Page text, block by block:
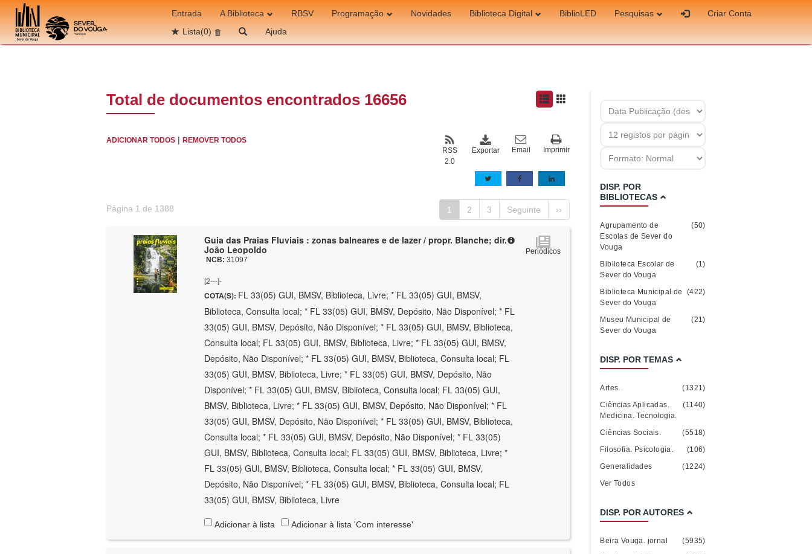
Ir para o conteúdo
Entrada A Biblioteca RBSV Programação Novidades Biblioteca Digital BiblioLED Pesquisas
Criar Conta
Lista(0) Ajuda
Total de documentos encontrados 16656
ADICIONAR TODOS |REMOVER TODOS
Imprimir
Email
Exportar
RSS
2.0
Página 1 de 1388 1 2 3 Seguinte ››
Guia das Praias Fluviais : zonas balneares e de lazer / propr. Blanche; dir.
João Leopoldo
NCB:31097
[2---]-
COTA(S): FL 33(05) GUI, BMSV, Biblioteca, Livre; * FL 33(05) GUI, BMSV,
Biblioteca, Consulta local; * FL 33(05) GUI, BMSV, Depósito, Não Disponível; * FL
33(05) GUI, BMSV, Depósito, Não Disponível; * FL 33(05) GUI, BMSV, Biblioteca,
Consulta local; FL 33(05) GUI, BMSV, Biblioteca, Livre; * FL 33(05) GUI, BMSV,
Depósito, Não Disponível; * FL 33(05) GUI, BMSV, Biblioteca, Consulta local; FL
33(05) GUI, BMSV, Biblioteca, Livre; * FL 33(05) GUI, BMSV, Depósito, Não
Disponível; * FL 33(05) GUI, BMSV, Biblioteca, Consulta local; FL 33(05) GUI,
BMSV, Biblioteca, Livre; * FL 33(05) GUI, BMSV, Depósito, Não Disponível; * FL
33(05) GUI, BMSV, Depósito, Não Disponível; * FL 33(05) GUI, BMSV, Biblioteca,
Consulta local; * FL 33(05) GUI, BMSV, Depósito, Não Disponível; * FL 33(05)
GUI, BMSV, Biblioteca, Consulta local; FL 33(05) GUI, BMSV, Biblioteca, Livre; *
FL 33(05) GUI, BMSV, Biblioteca, Consulta local; * FL 33(05) GUI, BMSV,
Depósito, Não Disponível; * FL 33(05) GUI, BMSV, Biblioteca, Consulta local; FL
33(05) GUI, BMSV, Biblioteca, Livre
Periódicos
Adicionar à lista Adicionar à lista 'Com interesse'
DISP. POR
BIBLIOTECAS
Agrupamento de
Escolas de Sever do
Vouga
(50)
Biblioteca Escolar de
Sever do Vouga
(1)
Biblioteca Municipal de
Sever do Vouga
(422)
Museu Municipal de
Sever do Vouga
(21)
DISP. POR TEMAS
Artes.
(1321)
Ciências Aplicadas.
Medicina. Tecnologia.
(1140)
Ciências Sociais.
(5518)
Filosofia. Psicologia.
(106)
Generalidades
(1224)
Ver Todos
DISP. POR AUTORES
Beira Vouga. jornal
(5935)